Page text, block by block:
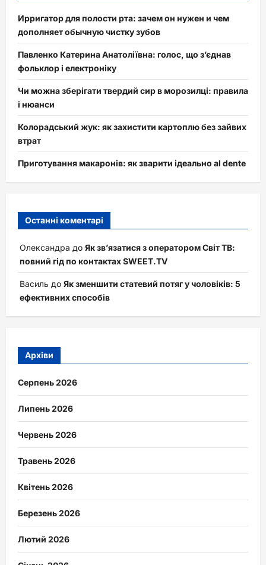
Ирригатор для полости рта: зачем он нужен и чем
дополняет обычную чистку зубов
Павленко Катерина Анатоліївна: голос, що з’єднав
фольклор і електроніку
Чи можна зберігати твердий сир в морозилці: правила
і нюанси
Колорадський жук: як захистити картоплю без зайвих
втрат
Приготування макаронів: як зварити ідеально al dente
Останні коментарі
Олександра до Як зв’язатися з оператором Світ ТВ:
повний гід по контактах SWEET.TV
Василь до Як зменшити статевий потяг у чоловіків: 5
ефективних способів
Архіви
Серпень 2026
Липень 2026
Червень 2026
Травень 2026
Квітень 2026
Березень 2026
Лютий 2026